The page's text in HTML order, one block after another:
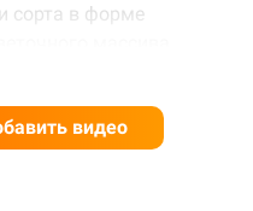
сорта в форме
видео